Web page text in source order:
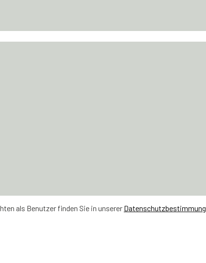
als Benutzer finden Sie in unserer Datenschutzbestimmung